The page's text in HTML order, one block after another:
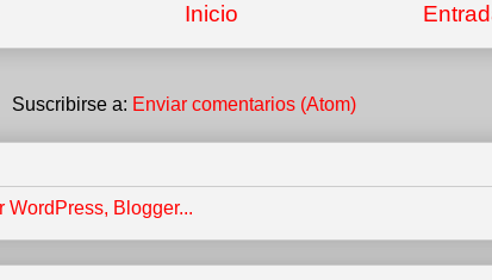
Inicio
Suscribirse a: Enviar comentarios (Atom)